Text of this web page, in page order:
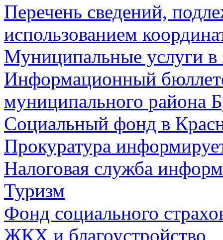
Перечень сведений,
использованием
Муниципальные услуги в
Информационный
муниципального района
Социальный фонд в
Прокуратура
Налоговая служба
Туризм
Фонд социального
ЖКХ и благоустройство